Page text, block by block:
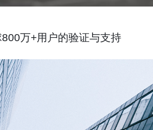
万+用户的验证与支持